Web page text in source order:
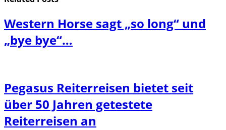
Western Horse sagt „so long“ und
„bye bye“…
Pegasus Reiterreisen bietet seit
über 50 Jahren getestete
Reiterreisen an